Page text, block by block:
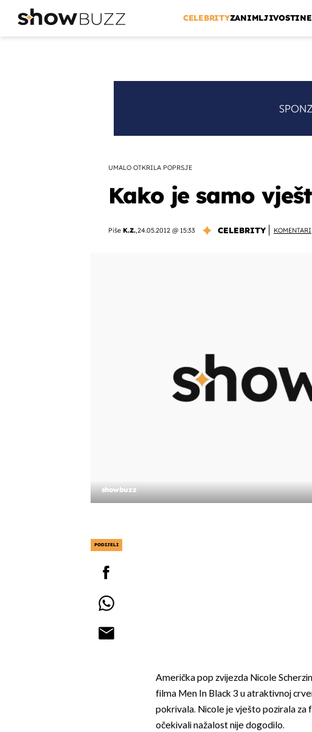
CELEBRITYZANIMLJIVOSTI
UMALO OTKRILA POPRSJE
Kako je samo
Piše K.Z.,24.05.2012 @ 15:33 CELEBRITY KOMENTARI
showbuzz
PODIJELI
Američka pop zvijezda Nicole
filma Men In Black 3 u atraktivnoj
pokrivala. Nicole je vješto pozirala
očekivali nažalost nije dogodilo.